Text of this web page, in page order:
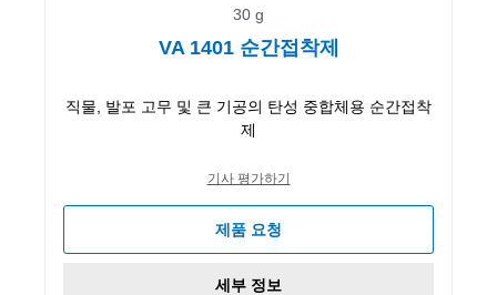
30 g
VA 1401 순간접착제
직물, 발포 고무 및 큰 기공의 탄성 중합체용 순간접착
제
기사 평가하기
제품 요청
세부 정보